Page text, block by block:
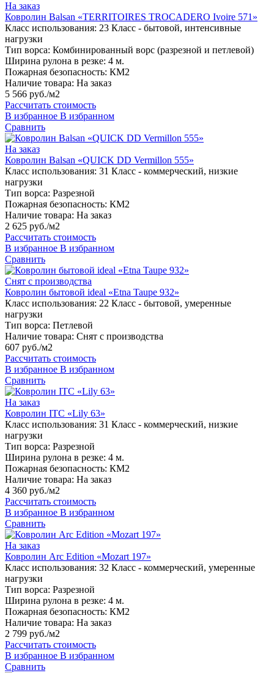
На заказ
Ковролин Balsan «TERRITOIRES TROCADERO Ivoire 571»
Класс использования: 23 Класс - бытовой, интенсивные
нагрузки
Тип ворса: Комбинированный ворс (разрезной и петлевой)
Ширина рулона в резке: 4 м.
Пожарная безопасность: КМ2
Наличие товара: На заказ
5 566 руб./м2
Рассчитать стоимость
В избранное В избранном
Сравнить
На заказ
Ковролин Balsan «QUICK DD Vermillon 555»
Класс использования: 31 Класс - коммерческий, низкие
нагрузки
Тип ворса: Разрезной
Пожарная безопасность: КМ2
Наличие товара: На заказ
2 625 руб./м2
Рассчитать стоимость
В избранное В избранном
Сравнить
Снят с производства
Ковролин бытовой ideal «Etna Taupe 932»
Класс использования: 22 Класс - бытовой, умеренные
нагрузки
Тип ворса: Петлевой
Наличие товара: Снят с производства
607 руб./м2
Рассчитать стоимость
В избранное В избранном
Сравнить
На заказ
Ковролин ITC «Lily 63»
Класс использования: 31 Класс - коммерческий, низкие
нагрузки
Тип ворса: Разрезной
Ширина рулона в резке: 4 м.
Пожарная безопасность: КМ2
Наличие товара: На заказ
4 360 руб./м2
Рассчитать стоимость
В избранное В избранном
Сравнить
На заказ
Ковролин Arc Edition «Mozart 197»
Класс использования: 32 Класс - коммерческий, умеренные
нагрузки
Тип ворса: Разрезной
Ширина рулона в резке: 4 м.
Пожарная безопасность: КМ2
Наличие товара: На заказ
2 799 руб./м2
Рассчитать стоимость
В избранное В избранном
Сравнить